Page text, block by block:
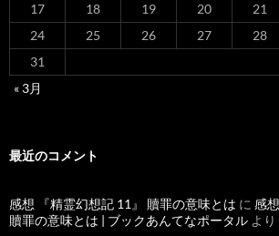
17
18 19 20 21
24
25 26 27 28
31
« 3月
最近のコメント
感想 『精霊幻想記 11』 贖罪の意味とは に 感
贖罪の意味とは | ブックあんてなポータル より